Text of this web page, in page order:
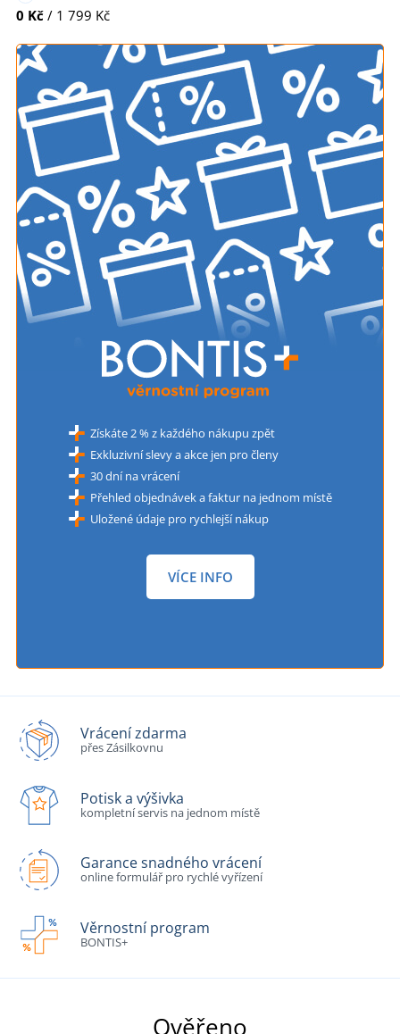
0 Kč / 1 799 Kč
Získáte 2 % z každého nákupu zpět
Exkluzivní slevy a akce jen pro členy
30 dní na vrácení
Přehled objednávek a faktur na jednom místě
Uložené údaje pro rychlejší nákup
VÍCE INFO
Vrácení zdarma
přes Zásilkovnu
Potisk a výšivka
kompletní servis na jednom místě
Garance snadného vrácení
online formulář pro rychlé vyřízení
Věrnostní program
BONTIS+
Ověřeno